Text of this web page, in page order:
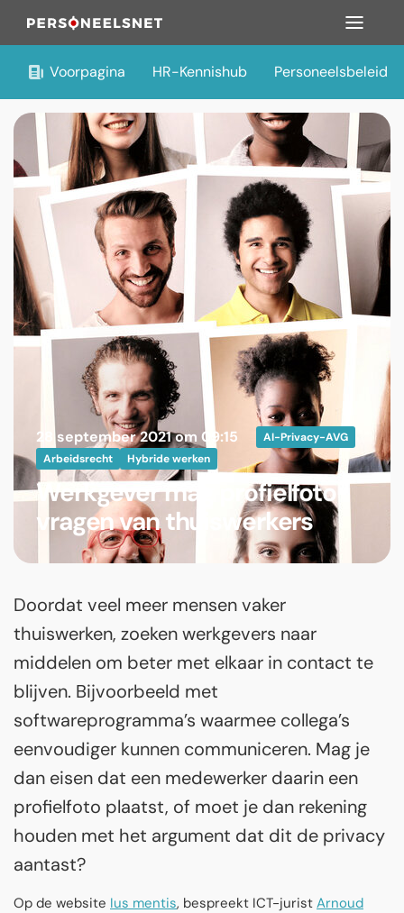
Voorpagina HR-Kennishub Personeelsbeleid
28 september 2021 om 09:15
AI-Privacy-AVG
Arbeidsrecht
Hybride werken
Werkgever mag profielfoto
vragen van thuiswerkers
Doordat veel meer mensen vaker
thuiswerken, zoeken werkgevers naar
middelen om beter met elkaar in contact te
blijven. Bijvoorbeeld met
softwareprogramma’s waarmee collega’s
eenvoudiger kunnen communiceren. Mag je
dan eisen dat een medewerker daarin een
profielfoto plaatst, of moet je dan rekening
houden met het argument dat dit de privacy
aantast?
Op de website Ius mentis, bespreekt ICT-jurist Arnoud